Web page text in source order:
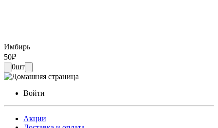
Имбирь
50₽
0шт
Войти
Акции